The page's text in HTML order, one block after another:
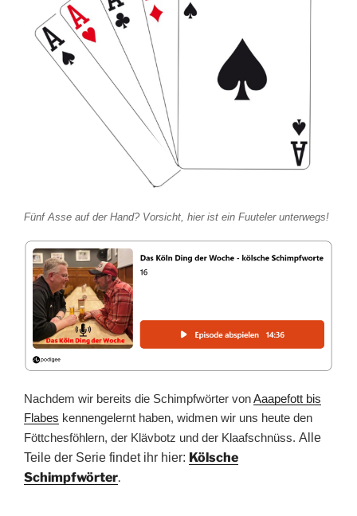
Fünf Asse auf der Hand? Vorsicht, hier ist ein Fuuteler unterwegs!
Nachdem wir bereits die Schimpfwörter vonAaapefott bis
Flabes kennengelernt haben, widmen wir uns heute den
Föttchesföhlern, der Klävbotz und der Klaafschnüss. Alle
Teile der Serie findet ihr hier: Kölsche
Schimpfwörter.